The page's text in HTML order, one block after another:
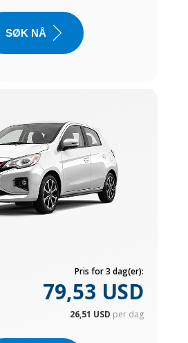
SØK NÅ
Pris for 3 dag(er):
79,53 USD
26,51 USD per dag